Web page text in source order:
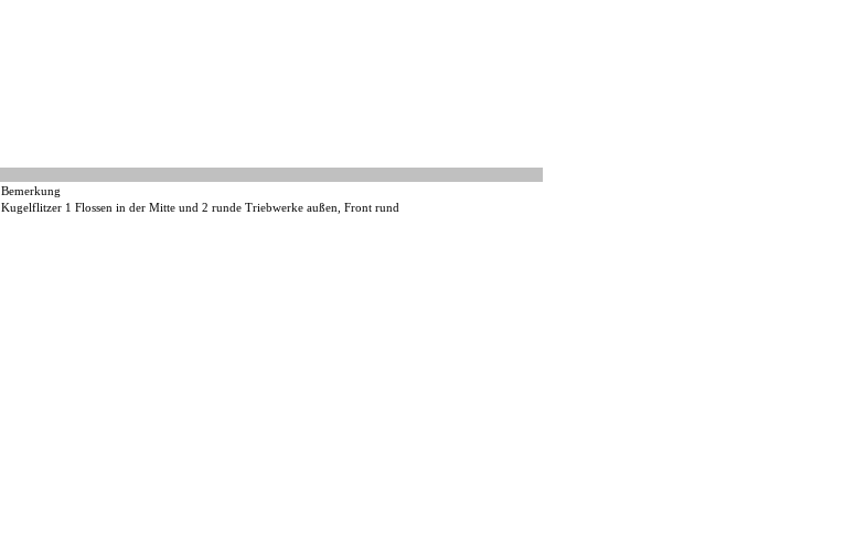
Bemerkung
Kugelflitzer 1 Flossen in der Mitte und 2 runde Triebwerke außen, Front rund